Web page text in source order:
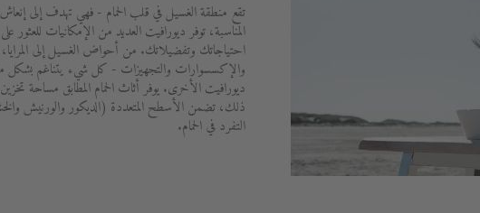
تقع منطقة الغسيل في قلب الحمام - فهي تهدف إلى
المناسبة، توفر ديورافيت العديد من الإمكانيات للعثور
احتياجاتك وتفضيلاتك. من أحواض الغسيل إلى
والإكسسوارات والتجهيزات - كل شيء يتناغم بشكل
ديورافيت الأخرى. يوفر أثاث الحمام المطابق مساحة
ذلك، تضمن الأسطح المتعددة (الديكور والورنيش
التفرد في الحمام.